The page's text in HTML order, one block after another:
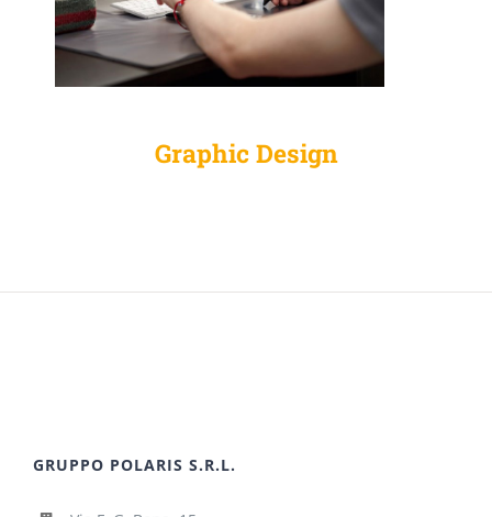
Graphic Design
GRUPPO POLARIS S.R.L.